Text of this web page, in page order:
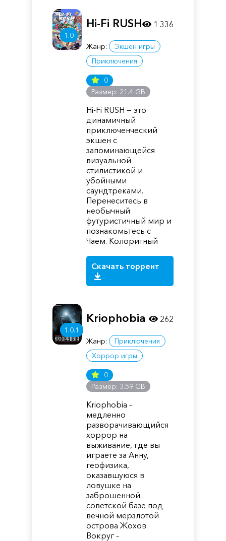
1.0
Hi-Fi RUSH
Жанр:
Экшен игры
Приключения
0
Размер: 21.4 GB
Hi-Fi RUSH — это
динамичный
приключенческий
экшен с
запоминающейся
визуальной
стилистикой и
убойными
саундтреками.
Перенеситесь в
необычный
футуристичный мир и
познакомьтесь с
Чаем. Колоритный
Скачать торрент
1 336
1.0.1
Kriophobia
Жанр:
Приключения
Хоррор игры
0
Размер: 3.59 GB
Kriophobia –
медленно
разворачивающийся
хоррор на
выживание, где вы
играете за Анну,
геофизика,
оказавшуюся в
ловушке на
заброшенной
советской базе под
вечной мерзлотой
острова Жохов.
Вокруг –
262